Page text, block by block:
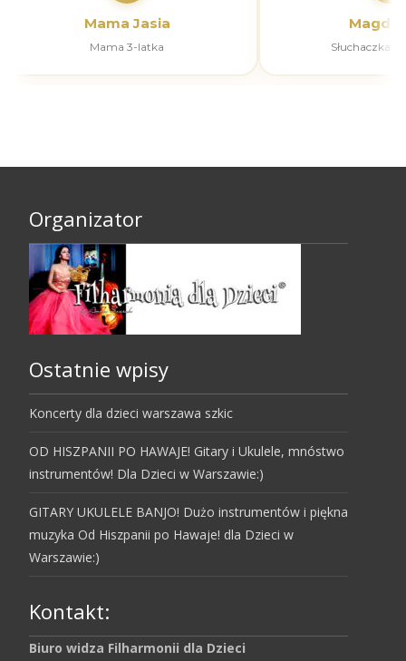
Mama Jasia
Mama 3-latka Słuchaczka
Organizator
Ostatnie wpisy
Koncerty dla dzieci warszawa szkic
OD HISZPANII PO HAWAJE! Gitary i Ukulele, mnóstwo
instrumentów! Dla Dzieci w Warszawie:)
GITARY UKULELE BANJO! Dużo instrumentów i piękna
muzyka Od Hiszpanii po Hawaje! dla Dzieci w
Warszawie:)
Kontakt:
Biuro widza Filharmonii dla Dzieci